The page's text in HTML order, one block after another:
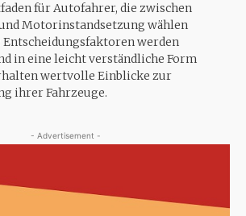
für Autofahrer, die zwischen
Motorinstandsetzung wählen
werden
in eine leicht verständliche Form
wertvolle Einblicke zur
ihrer Fahrzeuge.
- Advertisement -